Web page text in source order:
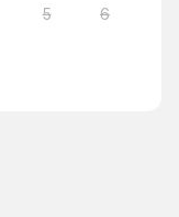
5 6